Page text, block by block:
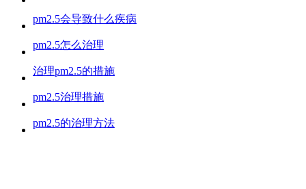
pm2.5会导致什么疾病
pm2.5怎么治理
治理pm2.5的措施
pm2.5治理措施
pm2.5的治理方法